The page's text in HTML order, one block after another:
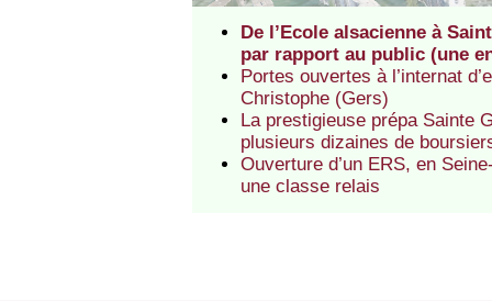
De l’Ecole alsacienne à
par rapport au public (une
Portes ouvertes à l’internat
Christophe (Gers)
La prestigieuse prépa Sainte
plusieurs dizaines de
Ouverture d’un ERS, en
une classe relais